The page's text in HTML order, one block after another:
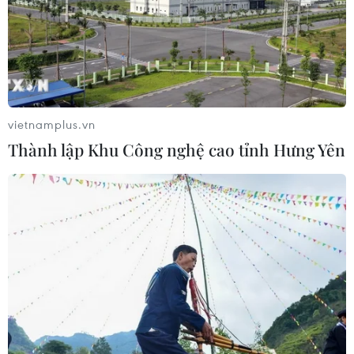
Afghanistan đối mặt khủng hoảng
lương thực nghiêm trọng do thiếu
hụt viện trợ
Tổng thống Hàn Quốc nhấn mạnh
duy trì hòa bình trên bán đảo Triều
05/08/2026 05:58
Nhật Bản thúc đẩy phát triển lò phản
ứng modul cỡ nhỏ
05/08/2026 04:59
vietnamplus.vn
Thành lập Khu Công nghệ cao tỉnh Hưng Yên